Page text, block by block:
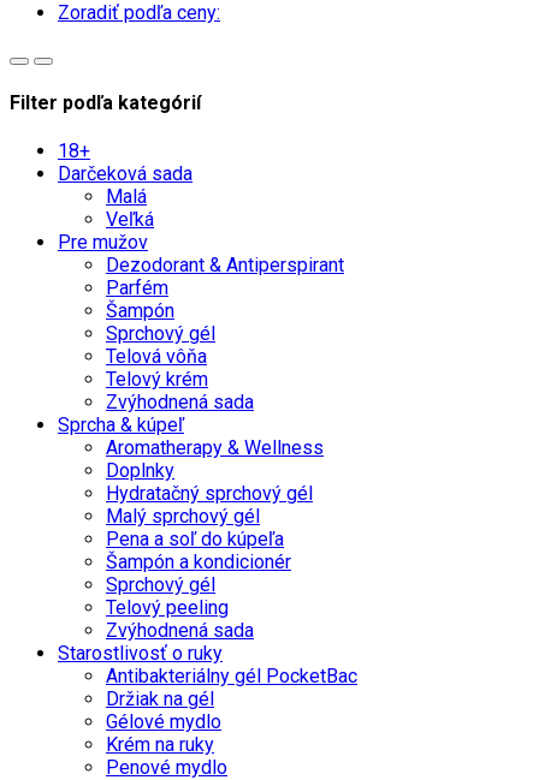
Zoradiť podľa ceny:
Filter podľa kategórií
18+
Darčeková sada
Malá
Veľká
Pre mužov
Dezodorant & Antiperspirant
Parfém
Šampón
Sprchový gél
Telová vôňa
Telový krém
Zvýhodnená sada
Sprcha & kúpeľ
Aromatherapy & Wellness
Doplnky
Hydratačný sprchový gél
Malý sprchový gél
Pena a soľ do kúpeľa
Šampón a kondicionér
Sprchový gél
Telový peeling
Zvýhodnená sada
Starostlivosť o ruky
Antibakteriálny gél PocketBac
Držiak na gél
Gélové mydlo
Krém na ruky
Penové mydlo